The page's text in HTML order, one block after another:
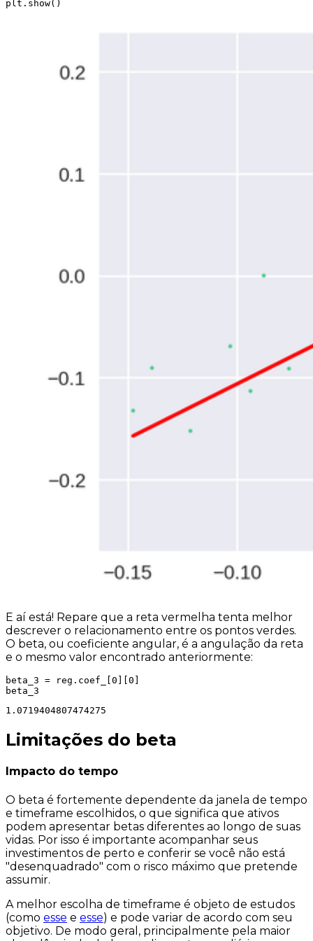
plt.show()
E aí está! Repare que a reta vermelha tenta melhor
descrever o relacionamento entre os pontos verdes.
O beta, ou coeficiente angular, é a angulação da reta
e o mesmo valor encontrado anteriormente:
beta_3 = reg.coef_[0][0]
1.0719404807474275
Limitações do beta
Impacto do tempo
O beta é fortemente dependente da janela de tempo
e timeframe escolhidos, o que significa que ativos
podem apresentar betas diferentes ao longo de suas
vidas. Por isso é importante acompanhar seus
investimentos de perto e conferir se você não está
"desenquadrado" com o risco máximo que pretende
assumir.
A melhor escolha de timeframe é objeto de estudos
(como esse e esse) e pode variar de acordo com seu
objetivo. De modo geral, principalmente pela maior